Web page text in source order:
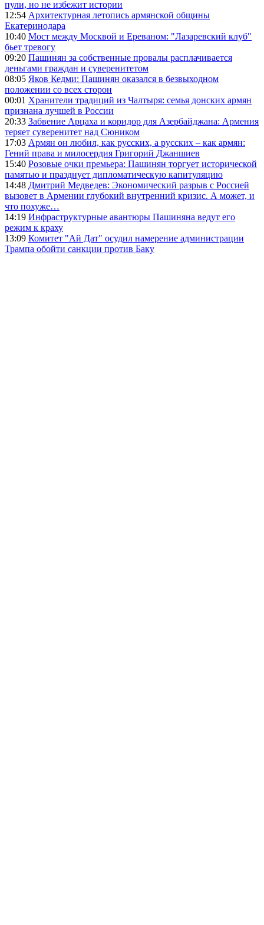
пули, но не избежит истории
12:54 Архитектурная летопись армянской общины
Екатеринодара
10:40 Мост между Москвой и Ереваном: "Лазаревский клуб"
бьет тревогу
09:20 Пашинян за собственные провалы расплачивается
деньгами граждан и суверенитетом
08:05 Яков Кедми: Пашинян оказался в безвыходном
положении со всех сторон
00:01 Хранители традиций из Чалтыря: семья донских армян
признана лучшей в России
20:33 Забвение Арцаха и коридор для Азербайджана: Армения
теряет суверенитет над Сюником
17:03 Армян он любил, как русских, а русских – как армян:
Гений права и милосердия Григорий Джаншиев
15:40 Розовые очки премьера: Пашинян торгует исторической
памятью и празднует дипломатическую капитуляцию
14:48 Дмитрий Медведев: Экономический разрыв с Россией
вызовет в Армении глубокий внутренний кризис. А может, и
что похуже…
14:19 Инфраструктурные авантюры Пашиняна ведут его
режим к краху
13:09 Комитет "Ай Дат" осудил намерение администрации
Трампа обойти санкции против Баку